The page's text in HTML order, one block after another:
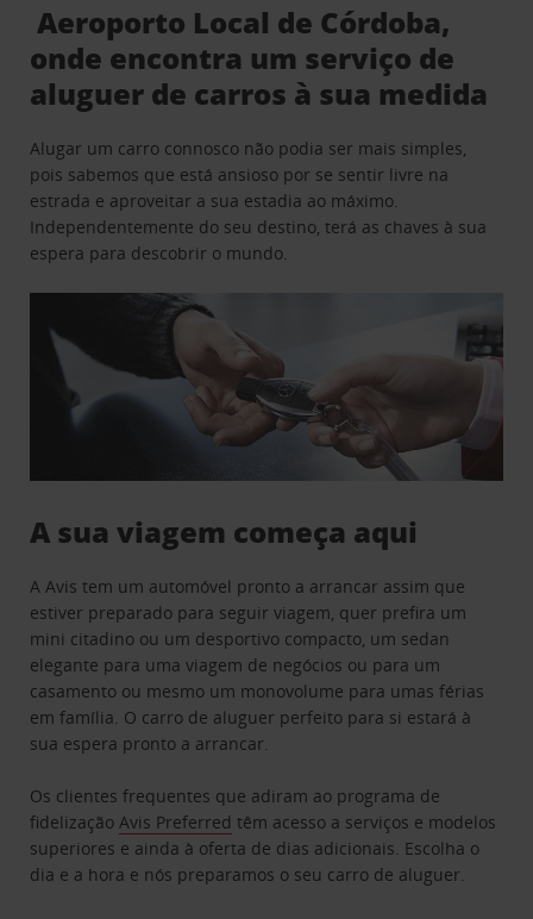
Aeroporto Local de Córdoba,
onde encontra um serviço de
aluguer de carros à sua medida
Alugar um carro connosco não podia ser mais simples,
pois sabemos que está ansioso por se sentir livre na
estrada e aproveitar a sua estadia ao máximo.
Independentemente do seu destino, terá as chaves à sua
espera para descobrir o mundo.
A sua viagem começa aqui
A Avis tem um automóvel pronto a arrancar assim que
estiver preparado para seguir viagem, quer prefira um
mini citadino ou um desportivo compacto, um sedan
elegante para uma viagem de negócios ou para um
casamento ou mesmo um monovolume para umas férias
em família. O carro de aluguer perfeito para si estará à
sua espera pronto a arrancar.
Os clientes frequentes que adiram ao programa de
fidelizaçãoAvis Preferred têm acesso a serviços e modelos
superiores e ainda à oferta de dias adicionais. Escolha o
dia e a hora e nós preparamos o seu carro de aluguer.